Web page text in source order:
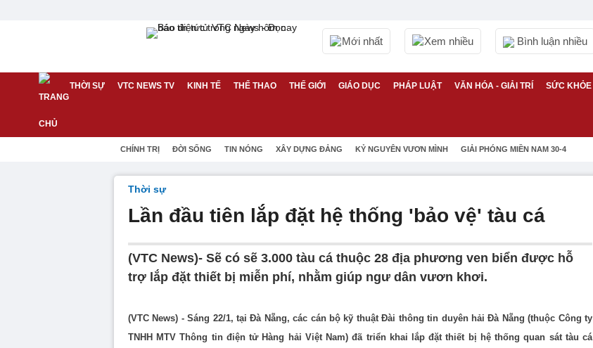
Mới nhất Xem nhiều Bình luận nhiều
THỜI SỰ VTC NEWS TV KINH TẾ THỂ THAO THẾ GIỚI GIÁO DỤC PHÁP LUẬT VĂN HÓA - GIẢI TRÍ SỨC KHỎE
CHÍNH TRỊ ĐỜI SỐNG TIN NÓNG XÂY DỰNG ĐẢNG KỶ NGUYÊN VƯƠN MÌNH GIẢI PHÓNG MIỀN NAM 30-4
Thời sự
Lần đầu tiên lắp đặt hệ thống 'bảo vệ' tàu cá
(VTC News)- Sẽ có sẽ 3.000 tàu cá thuộc 28 địa phương ven biển được hỗ
trợ lắp đặt thiết bị miễn phí, nhằm giúp ngư dân vươn khơi.
(VTC News) - Sáng 22/1, tại Đà Nẵng, các cán bộ kỹ thuật Đài thông tin duyên hải Đà Nẵng (thuộc Công ty
TNHH MTV Thông tin điện tử Hàng hải Việt Nam) đã triển khai lắp đặt thiết bị hệ thống quan sát tàu cá